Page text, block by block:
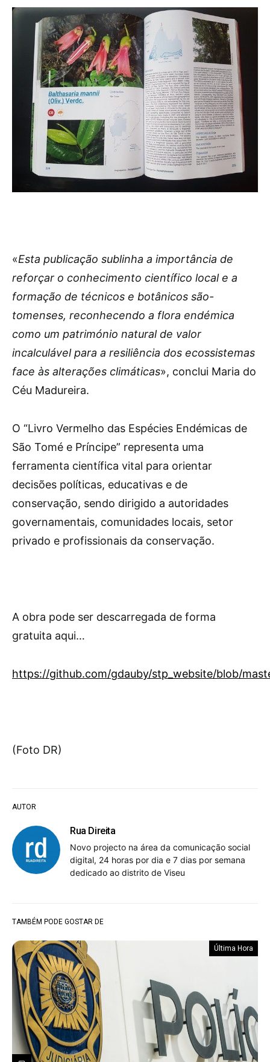
AUTOR
Rua Direita
Novo projecto na área da comunicação social
digital, 24 horas por dia e 7 dias por semana
dedicado ao distrito de Viseu
«Esta publicação sublinha a importância de
reforçar o conhecimento científico local e a
formação de técnicos e botânicos são-
tomenses, reconhecendo a flora endémica
como um património natural de valor
incalculável para a resiliência dos ecossistemas
face às alterações climáticas», conclui Maria do
Céu Madureira.
O “Livro Vermelho das Espécies Endémicas de
São Tomé e Príncipe” representa uma
ferramenta científica vital para orientar
decisões políticas, educativas e de
conservação, sendo dirigido a autoridades
governamentais, comunidades locais, setor
privado e profissionais da conservação.
A obra pode ser descarregada de forma
gratuita aqui…
https://github.com/gdauby/stp_website/blob/
(Foto DR)
TAMBÉM PODE GOSTAR DE
Última Hora